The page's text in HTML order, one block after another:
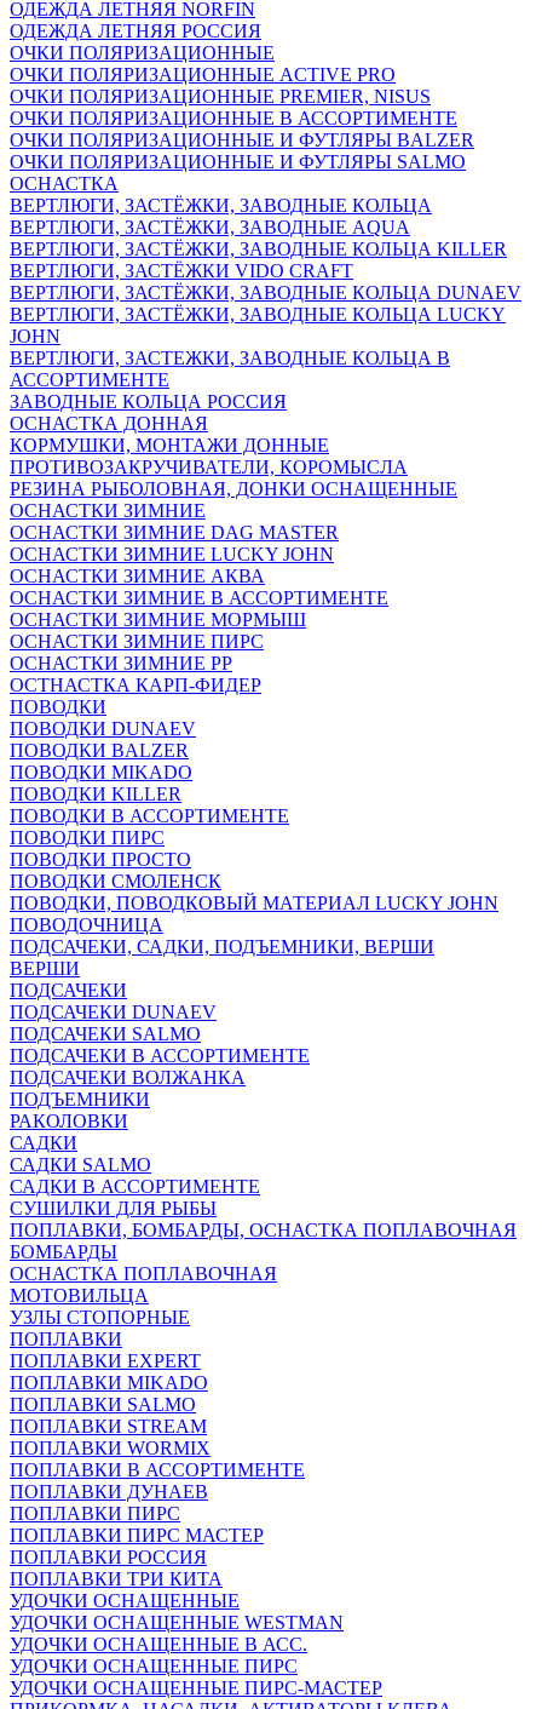
ОДЕЖДА ЛЕТНЯЯ NORFIN
ОДЕЖДА ЛЕТНЯЯ РОССИЯ
ОЧКИ ПОЛЯРИЗАЦИОННЫЕ
ОЧКИ ПОЛЯРИЗАЦИОННЫЕ ACTIVE PRO
ОЧКИ ПОЛЯРИЗАЦИОННЫЕ PREMIER, NISUS
ОЧКИ ПОЛЯРИЗАЦИОННЫЕ В АССОРТИМЕНТЕ
ОЧКИ ПОЛЯРИЗАЦИОННЫЕ И ФУТЛЯРЫ BALZER
ОЧКИ ПОЛЯРИЗАЦИОННЫЕ И ФУТЛЯРЫ SALMO
ОСНАСТКА
ВЕРТЛЮГИ, ЗАСТЁЖКИ, ЗАВОДНЫЕ КОЛЬЦА
ВЕРТЛЮГИ, ЗАСТЁЖКИ, ЗАВОДНЫЕ AQUA
ВЕРТЛЮГИ, ЗАСТЁЖКИ, ЗАВОДНЫЕ КОЛЬЦА KILLER
ВЕРТЛЮГИ, ЗАСТЁЖКИ VIDO CRAFT
ВЕРТЛЮГИ, ЗАСТЁЖКИ, ЗАВОДНЫЕ КОЛЬЦА DUNAEV
ВЕРТЛЮГИ, ЗАСТЁЖКИ, ЗАВОДНЫЕ КОЛЬЦА LUCKY
JOHN
ВЕРТЛЮГИ, ЗАСТЕЖКИ, ЗАВОДНЫЕ КОЛЬЦА В
АССОРТИМЕНТЕ
ЗАВОДНЫЕ КОЛЬЦА РОССИЯ
ОСНАСТКА ДОННАЯ
КОРМУШКИ, МОНТАЖИ ДОННЫЕ
ПРОТИВОЗАКРУЧИВАТЕЛИ, КОРОМЫСЛА
РЕЗИНА РЫБОЛОВНАЯ, ДОНКИ ОСНАЩЕННЫЕ
ОСНАСТКИ ЗИМНИЕ
ОСНАСТКИ ЗИМНИЕ DAG MASTER
ОСНАСТКИ ЗИМНИЕ LUCKY JOHN
ОСНАСТКИ ЗИМНИЕ АКВА
ОСНАСТКИ ЗИМНИЕ В АССОРТИМЕНТЕ
ОСНАСТКИ ЗИМНИЕ МОРМЫШ
ОСНАСТКИ ЗИМНИЕ ПИРС
ОСНАСТКИ ЗИМНИЕ РР
ОСТНАСТКА КАРП-ФИДЕР
ПОВОДКИ
ПОВОДКИ DUNAEV
ПОВОДКИ BALZER
ПОВОДКИ MIKADO
ПОВОДКИ KILLER
ПОВОДКИ В АССОРТИМЕНТЕ
ПОВОДКИ ПИРС
ПОВОДКИ ПРОСТО
ПОВОДКИ СМОЛЕНСК
ПОВОДКИ, ПОВОДКОВЫЙ МАТЕРИАЛ LUCKY JOHN
ПОВОДОЧНИЦА
ПОДСАЧЕКИ, САДКИ, ПОДЪЕМНИКИ, ВЕРШИ
ВЕРШИ
ПОДСАЧЕКИ
ПОДСАЧЕКИ DUNAEV
ПОДСАЧЕКИ SALMO
ПОДСАЧЕКИ В АССОРТИМЕНТЕ
ПОДСАЧЕКИ ВОЛЖАНКА
ПОДЪЕМНИКИ
РАКОЛОВКИ
САДКИ
САДКИ SALMO
САДКИ В АССОРТИМЕНТЕ
СУШИЛКИ ДЛЯ РЫБЫ
ПОПЛАВКИ, БОМБАРДЫ, ОСНАСТКА ПОПЛАВОЧНАЯ
БОМБАРДЫ
ОСНАСТКА ПОПЛАВОЧНАЯ
МОТОВИЛЬЦА
УЗЛЫ СТОПОРНЫЕ
ПОПЛАВКИ
ПОПЛАВКИ EXPERT
ПОПЛАВКИ MIKADO
ПОПЛАВКИ SALMO
ПОПЛАВКИ STREAM
ПОПЛАВКИ WORMIX
ПОПЛАВКИ В АССОРТИМЕНТЕ
ПОПЛАВКИ ДУНАЕВ
ПОПЛАВКИ ПИРС
ПОПЛАВКИ ПИРС МАСТЕР
ПОПЛАВКИ РОССИЯ
ПОПЛАВКИ ТРИ КИТА
УДОЧКИ ОСНАЩЕННЫЕ
УДОЧКИ ОСНАЩЕННЫЕ WESTMAN
УДОЧКИ ОСНАЩЕННЫЕ В АСС.
УДОЧКИ ОСНАЩЕННЫЕ ПИРС
УДОЧКИ ОСНАЩЕННЫЕ ПИРС-МАСТЕР